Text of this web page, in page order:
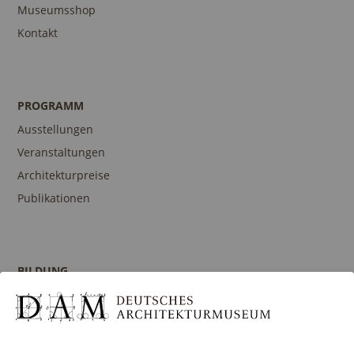
Museumsshop
Kontakt
PROGRAMM
Ausstellungen
Veranstaltungen
Architekturpreise
Publikationen
BILDUNG
Programm
Führungen und Touren